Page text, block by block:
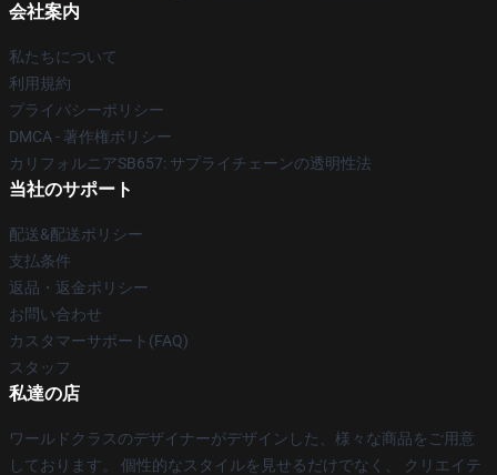
会社案内
私たちについて
利用規約
プライバシーポリシー
DMCA - 著作権ポリシー
カリフォルニアSB657: サプライチェーンの透明性法
当社のサポート
配送&配送ポリシー
支払条件
返品・返金ポリシー
お問い合わせ
カスタマーサポート(FAQ)
スタッフ
私達の店
ワールドクラスのデザイナーがデザインした、様々な商品をご用意
しております。 個性的なスタイルを見せるだけでなく、 クリエイテ